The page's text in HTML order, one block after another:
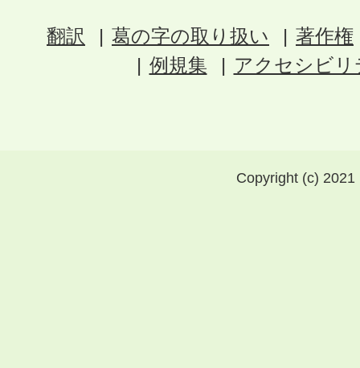
翻訳 葛の字の取り扱い
著作権
例規集
アクセシビ
Copyright (c)